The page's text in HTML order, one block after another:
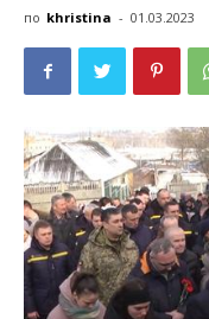
по khristina - 01.03.2023